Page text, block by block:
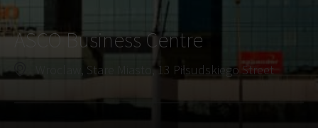
ASCO Business Centre
Wroclaw, Stare Miasto, 13 Piłsudskiego Street